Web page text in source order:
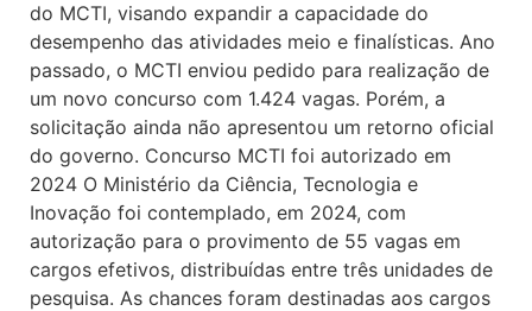
do MCTI, visando expandir a capacidade do
desempenho das atividades meio e finalísticas. Ano
passado, o MCTI enviou pedido para realização de
um novo concurso com 1.424 vagas. Porém, a
solicitação ainda não apresentou um retorno oficial
do governo. Concurso MCTI foi autorizado em
2024 O Ministério da Ciência, Tecnologia e
Inovação foi contemplado, em 2024, com
autorização para o provimento de 55 vagas em
cargos efetivos, distribuídas entre três unidades de
pesquisa. As chances foram destinadas aos cargos